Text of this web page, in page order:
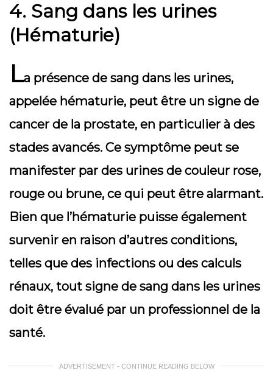
4. Sang dans les urines
(Hématurie)
La présence de sang dans les urines,
appelée hématurie, peut être un signe de
cancer de la prostate, en particulier à des
stades avancés. Ce symptôme peut se
manifester par des urines de couleur rose,
rouge ou brune, ce qui peut être alarmant.
Bien que l’hématurie puisse également
survenir en raison d’autres conditions,
telles que des infections ou des calculs
rénaux, tout signe de sang dans les urines
doit être évalué par un professionnel de la
santé.
ADVERTISEMENT - CONTINUE READING BELOW